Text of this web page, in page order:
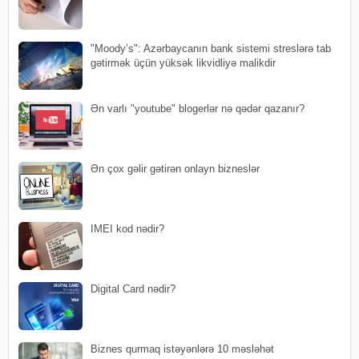
"Moody’s": Azərbaycanın bank sistemi streslərə tab
gətirmək üçün yüksək likvidliyə malikdir
Ən varlı "youtube" blogerlər nə qədər qazanır?
Ən çox gəlir gətirən onlayn bizneslər
IMEI kod nədir?
Digital Card nədir?
Biznes qurmaq istəyənlərə 10 məsləhət